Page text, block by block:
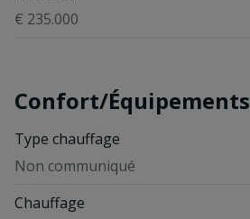
€ 235.000
Confort/Équipements
Type chauffage
Non communiqué
Chauffage